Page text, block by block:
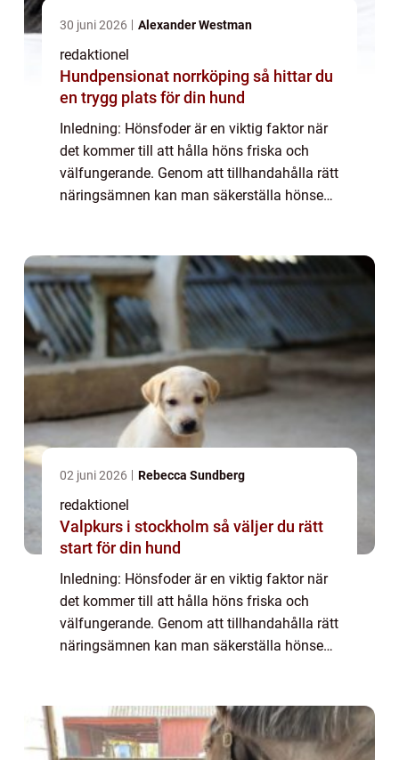
30 juni 2026 Alexander Westman
redaktionel
Hundpensionat norrköping så hittar du
en trygg plats för din hund
Inledning: Hönsfoder är en viktig faktor när
det kommer till att hålla höns friska och
välfungerande. Genom att tillhandahålla rätt
näringsämnen kan man säkerställa hönsens
02 juni 2026 Rebecca Sundberg
redaktionel
Valpkurs i stockholm så väljer du rätt
start för din hund
Inledning: Hönsfoder är en viktig faktor när
det kommer till att hålla höns friska och
välfungerande. Genom att tillhandahålla rätt
näringsämnen kan man säkerställa hönsens